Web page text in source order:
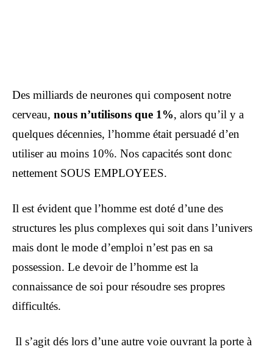
Des milliards de neurones qui composent notre
cerveau, nous n’utilisons que 1%, alors qu’il y a
quelques décennies, l’homme était persuadé d’en
utiliser au moins 10%. Nos capacités sont donc
nettement SOUS EMPLOYEES.
Il est évident que l’homme est doté d’une des
structures les plus complexes qui soit dans l’univers
mais dont le mode d’emploi n’est pas en sa
possession. Le devoir de l’homme est la
connaissance de soi pour résoudre ses propres
difficultés.
Il s’agit dés lors d’une autre voie ouvrant la porte à